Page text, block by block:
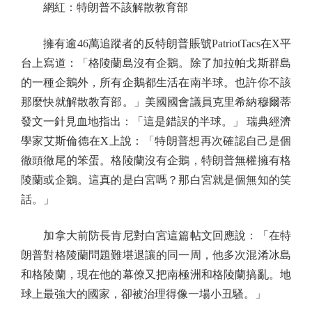
網紅：特朗普不該解散教育部
擁有逾46萬追蹤者的反特朗普賬號PatriotTacs在X平
台上寫道：「格陵蘭島沒有企鵝。除了加拉帕戈斯群島
的一種企鵝外，所有企鵝都生活在南半球。也許你不該
那麼快就解散教育部。」美國國會議員克里希納穆爾蒂
發文一針見血地指出：「這是錯誤的半球。」 瑞典經濟
學家艾斯倫德在X上說：「特朗普想再次確認自己是個
徹頭徹尾的笨蛋。格陵蘭沒有企鵝，特朗普無權擁有格
陵蘭或企鵝。這真的是白宮嗎？那白宮就是個無知的笑
話。」
加拿大前防長肯尼對白宮這篇帖文回應說：「在特
朗普對格陵蘭問題難堪退讓的同一周，他多次混淆冰島
和格陵蘭，現在他的幕僚又把南極洲和格陵蘭搞亂。地
球上最強大的國家，卻被治理得像一場小丑騷。」